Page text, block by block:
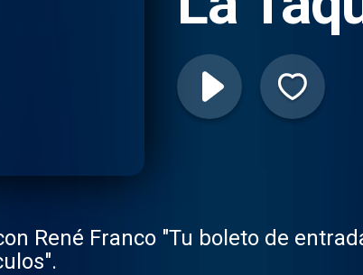
René Franco "Tu boleto de